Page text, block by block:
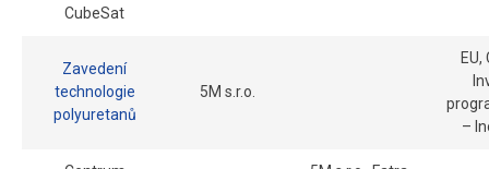
CubeSat
Zavedení
technologie
polyuretanů
5M s.r.o.
–